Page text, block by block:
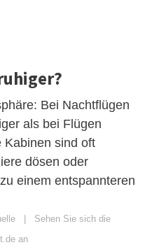
Bei Nachtflügen
als bei Flügen
Kabinen sind oft
dösen oder
einem entspannteren
| Sehen Sie sich die
an